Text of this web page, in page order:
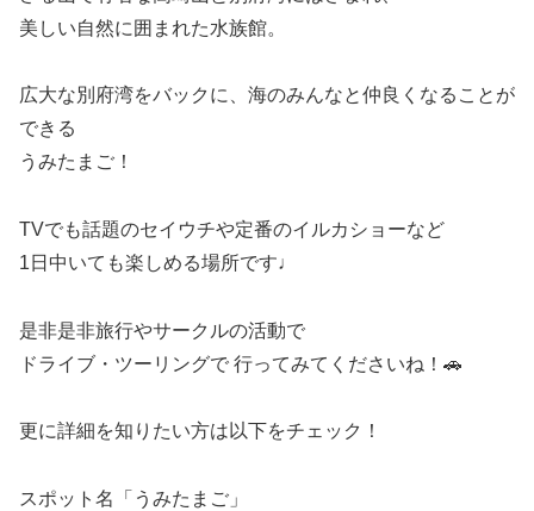
美しい自然に囲まれた水族館。
広大な別府湾をバックに、海のみんなと仲良くなることが
できる
うみたまご！
TVでも話題のセイウチや定番のイルカショーなど
1日中いても楽しめる場所です♩
是非是非旅行やサークルの活動で
ドライブ・ツーリングで 行ってみてくださいね！🚗
更に詳細を知りたい方は以下をチェック！
スポット名「うみたまご」